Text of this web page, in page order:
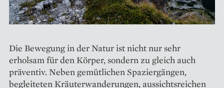
Die Bewegung in der Natur ist nicht nur sehr
erholsam für den Körper, sondern zu gleich auch
präventiv. Neben gemütlichen Spaziergängen,
begleiteten Kräuterwanderungen, aussichtsreichen